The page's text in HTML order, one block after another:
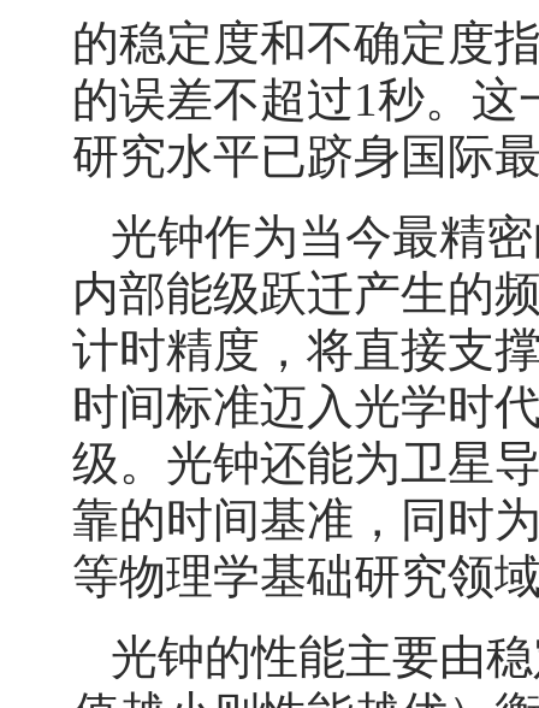
的稳定度和不确定度
的误差不超过1秒。
研究水平已跻身国际
光钟作为当今最精
内部能级跃迁产生的
计时精度，将直接支
时间标准迈入光学时
级。光钟还能为卫星
靠的时间基准，同时
等物理学基础研究领
光钟的性能主要由